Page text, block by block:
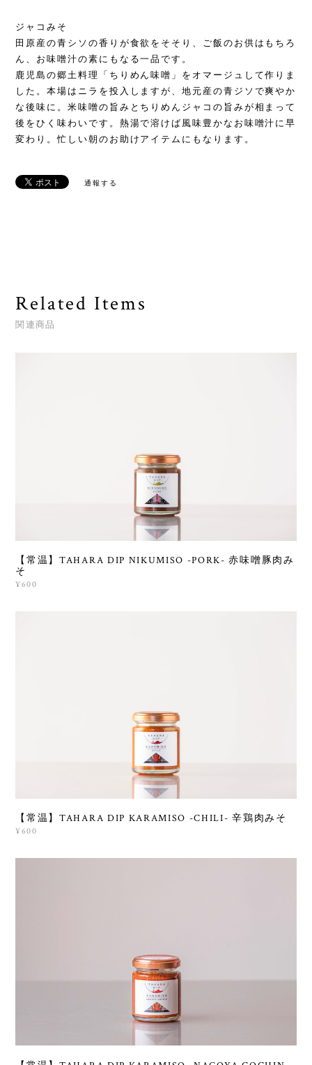
ジャコみそ
田原産の青シソの香りが食欲をそそり、ご飯のお供はもちろ
ん、お味噌汁の素にもなる一品です。
鹿児島の郷土料理「ちりめん味噌」をオマージュして作りま
した。本場はニラを投入しますが、地元産の青ジソで爽やか
な後味に。米味噌の旨みとちりめんジャコの旨みが相まって
後をひく味わいです。熱湯で溶けば風味豊かなお味噌汁に早
変わり。忙しい朝のお助けアイテムにもなります。
通報する
Related Items
関連商品
【常温】TAHARA DIP NIKUMISO -PORK- 赤味噌豚肉み
そ
¥600
【常温】TAHARA DIP KARAMISO -CHILI- 辛鶏肉みそ
¥600